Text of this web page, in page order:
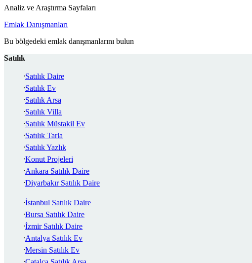
Analiz ve Araştırma Sayfaları
Emlak Danışmanları
Bu bölgedeki emlak danışmanlarını bulun
Satılık
Satılık Daire
Satılık Ev
Satılık Arsa
Satılık Villa
Satılık Müstakil Ev
Satılık Tarla
Satılık Yazlık
Konut Projeleri
Ankara Satılık Daire
Diyarbakır Satılık Daire
İstanbul Satılık Daire
Bursa Satılık Daire
İzmir Satılık Daire
Antalya Satılık Ev
Mersin Satılık Ev